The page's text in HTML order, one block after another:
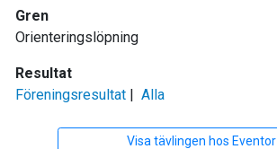
Gren
Orienteringslöpning
Resultat
Föreningsresultat
Alla
Visa tävlingen hos Eventor